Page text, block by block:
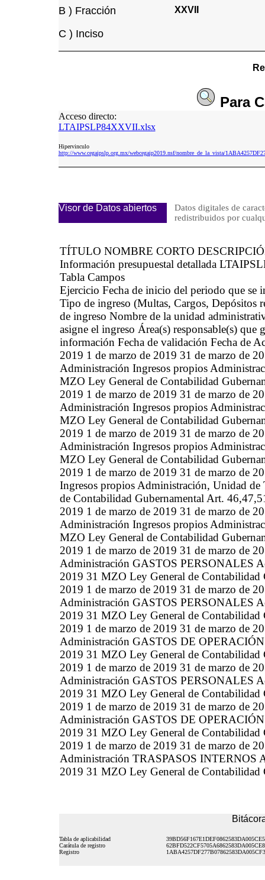
B ) Fracción XXVII
C ) Inciso
Para
Acceso directo:
LTAIPSLP84XXVII.xlsx
Hipervinculo
http://www.cegaipslp.org.mx/webcegaip2019.nsf/nombre_de_la_vista/
Visor de Datos abiertos
Datos digitales de
redistribuidos por
TÍTULO NOMBRE CORTO
Información presupuestal detallada
Tabla Campos
Ejercicio Fecha de inicio del periodo que se
Tipo de ingreso (Multas, Cargos, Depósitos
de ingreso Nombre de la unidad
asigne el ingreso Área(s) responsable(s)
información Fecha de validación Fecha de
2019 1 de marzo de 2019 31 de marzo de
Administración Ingresos propios
MZO Ley General de Contabilidad
2019 1 de marzo de 2019 31 de marzo de
Administración Ingresos propios
MZO Ley General de Contabilidad
2019 1 de marzo de 2019 31 de marzo de
Administración Ingresos propios
MZO Ley General de Contabilidad
2019 1 de marzo de 2019 31 de marzo de
Ingresos propios Administración, Unidad
de Contabilidad Gubernamental Art.
2019 1 de marzo de 2019 31 de marzo de
Administración Ingresos propios
MZO Ley General de Contabilidad
2019 1 de marzo de 2019 31 de marzo de
Administración GASTOS PERSONALES
2019 31 MZO Ley General de
2019 1 de marzo de 2019 31 de marzo de
Administración GASTOS PERSONALES
2019 31 MZO Ley General de
2019 1 de marzo de 2019 31 de marzo de
Administración GASTOS DE
2019 31 MZO Ley General de
2019 1 de marzo de 2019 31 de marzo de
Administración GASTOS PERSONALES
2019 31 MZO Ley General de
2019 1 de marzo de 2019 31 de marzo de
Administración GASTOS DE
2019 31 MZO Ley General de
2019 1 de marzo de 2019 31 de marzo de
Administración TRASPASOS INTERNOS
2019 31 MZO Ley General de
Tabla de aplicabilidad
Carátula de registro
Registro